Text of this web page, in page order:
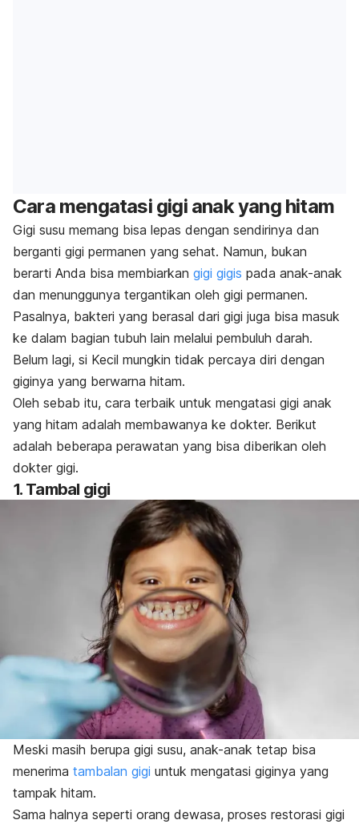
Cara mengatasi gigi anak yang hitam
Gigi susu memang bisa lepas dengan sendirinya dan
berganti gigi permanen yang sehat. Namun, bukan
berarti Anda bisa membiarkan gigi gigis pada anak-anak
dan menunggunya tergantikan oleh gigi permanen.
Pasalnya, bakteri yang berasal dari gigi juga bisa masuk
ke dalam bagian tubuh lain melalui pembuluh darah.
Belum lagi, si Kecil mungkin tidak percaya diri dengan
giginya yang berwarna hitam.
Oleh sebab itu, cara terbaik untuk mengatasi gigi anak
yang hitam adalah membawanya ke dokter. Berikut
adalah beberapa perawatan yang bisa diberikan oleh
dokter gigi.
1. Tambal gigi
Meski masih berupa gigi susu, anak-anak tetap bisa
menerima tambalan gigi untuk mengatasi giginya yang
tampak hitam.
Sama halnya seperti orang dewasa, proses restorasi gigi